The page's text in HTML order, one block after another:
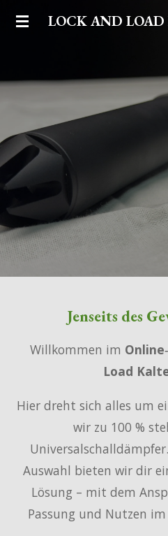
Zum
LOCK AND
Jenseits des
Willkommen im
Load
Hier dreht sich alles um
wir zu 100 %
Auswahl bieten wir dir
Lösung – mit dem
Passung und Nutzen